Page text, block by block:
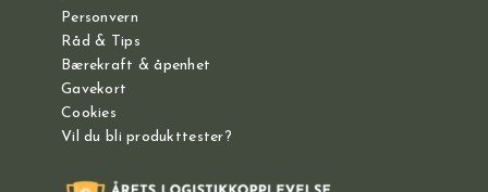
Personvern
Råd & Tips
Bærekraft & åpenhet
Gavekort
Cookies
Vil du bli produkttester?